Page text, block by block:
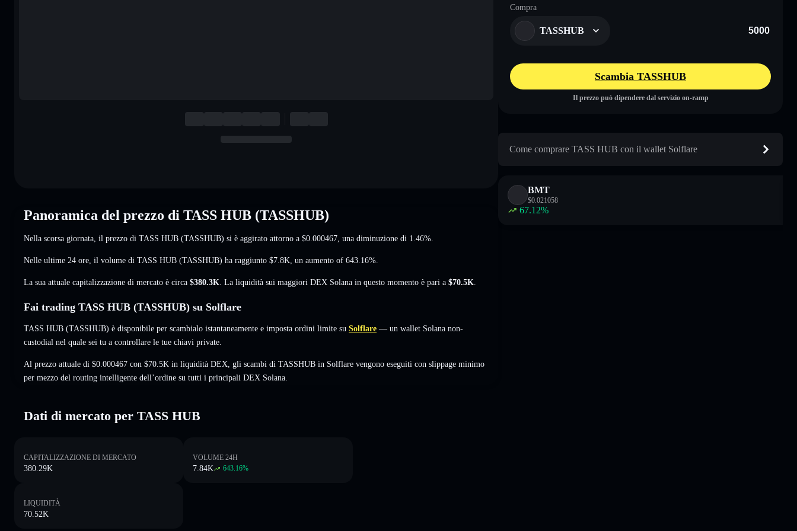
Panoramica del prezzo di TASS HUB (TASSHUB)
Nella scorsa giornata, il prezzo di TASS HUB (TASSHUB) si è aggirato attorno a $0.000467 , una diminuzione di 1.46%
Nelle ultime 24 ore, il volume di TASS HUB (TASSHUB) ha raggiunto $7.8K un aumento of 643.16%
La sua attuale capitalizzazione di mercato è circa $380.3K . La liquidità sui maggiori DEX Solana in questo momento è pari a $70.5K
Fai trading TASS HUB (TASSHUB) su Solflare
TASS HUB (TASSHUB) è disponibile per scambialo istantaneamente e imposta ordini limite su Solflare — un wallet Solana non-
custodial nel quale sei tu a controllare le tue chiavi private.
Al prezzo attuale di $0.000467 con $70.5K in liquidità DEX, gli scambi di TASSHUB in Solflare vengono eseguiti con slippage minimo
per mezzo del routing intelligente dell’ordine su tutti i principali DEX Solana.
Dati di mercato per TASS HUB
CAPITALIZZAZIONE DI MERCATO
380.29K
VOLUME 24H
7.84K 643.16%
LIQUIDITÀ
70.52K
Compra
TASSHUB
Scambia TASSHUB
Il prezzo può dipendere dal servizio on-ramp
Come comprare TASS HUB con il wallet Solflare
BMT
$0.021058
67.12%